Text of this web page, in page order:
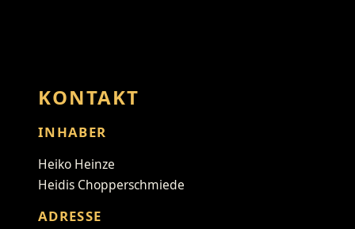
KONTAKT
INHABER
Heiko Heinze
Heidis Chopperschmiede
ADRESSE